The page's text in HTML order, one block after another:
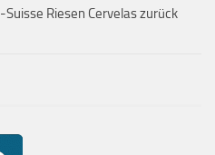
Riesen Cervelas zurück